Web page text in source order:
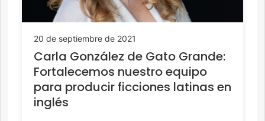
20 de septiembre de 2021
Carla González de Gato Grande:
Fortalecemos nuestro equipo
para producir ficciones latinas en
inglés